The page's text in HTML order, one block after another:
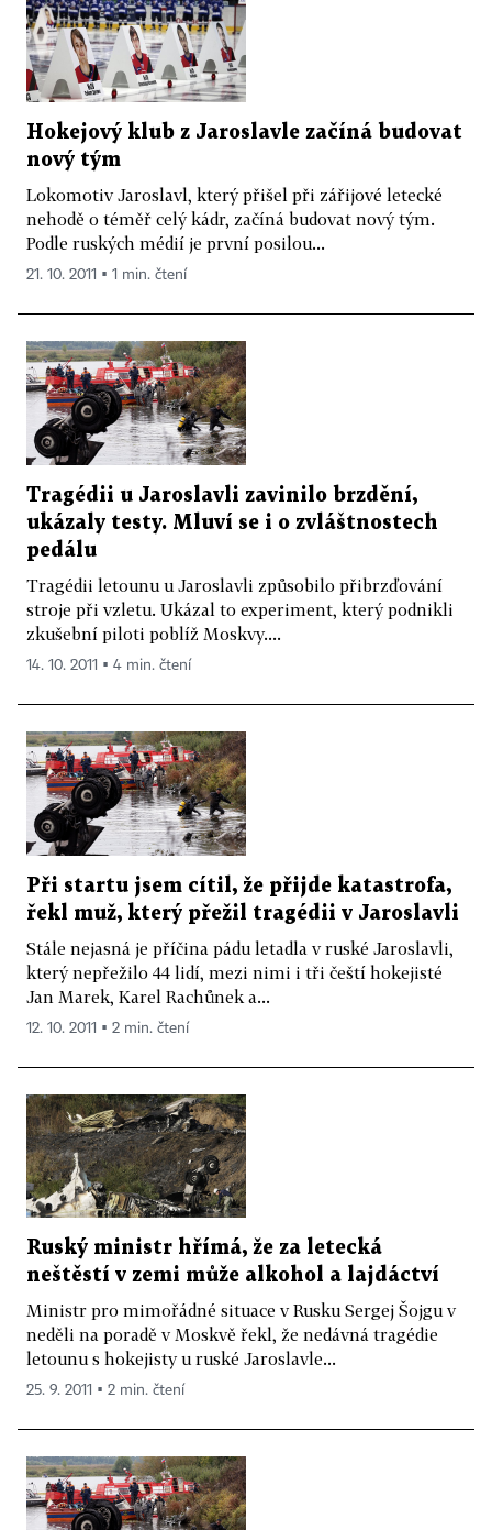
Hokejový klub z Jaroslavle začíná budovat
nový tým
Lokomotiv Jaroslavl, který přišel při zářijové letecké
nehodě o téměř celý kádr, začíná budovat nový tým.
Podle ruských médií je první posilou...
21. 10. 2011 ▪ 1 min. čtení
Tragédii u Jaroslavli zavinilo brzdění,
ukázaly testy. Mluví se i o zvláštnostech
pedálu
Tragédii letounu u Jaroslavli způsobilo přibrzďování
stroje při vzletu. Ukázal to experiment, který podnikli
zkušební piloti poblíž Moskvy....
14. 10. 2011 ▪ 4 min. čtení
Při startu jsem cítil, že přijde katastrofa,
řekl muž, který přežil tragédii v Jaroslavli
Stále nejasná je příčina pádu letadla v ruské Jaroslavli,
který nepřežilo 44 lidí, mezi nimi i tři čeští hokejisté
Jan Marek, Karel Rachůnek a...
12. 10. 2011 ▪ 2 min. čtení
Ruský ministr hřímá, že za letecká
neštěstí v zemi může alkohol a lajdáctví
Ministr pro mimořádné situace v Rusku Sergej Šojgu v
neděli na poradě v Moskvě řekl, že nedávná tragédie
letounu s hokejisty u ruské Jaroslavle...
25. 9. 2011 ▪ 2 min. čtení